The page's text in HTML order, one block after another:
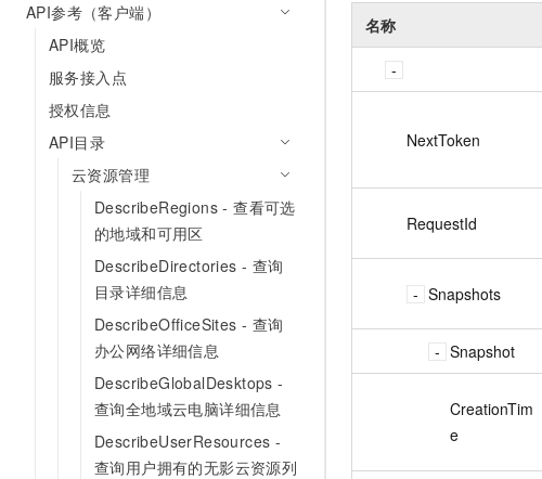
API参考（客户端）
API概览
服务接入点
授权信息
API目录
云资源管理
DescribeRegions - 查看可选
的地域和可用区
DescribeDirectories - 查询
目录详细信息
DescribeOfficeSites - 查询
办公网络详细信息
DescribeGlobalDesktops -
查询全地域云电脑详细信息
DescribeUserResources -
查询用户拥有的无影云资源列
名称
NextToken
RequestId
Snapshots
Snapshot
CreationTim
e